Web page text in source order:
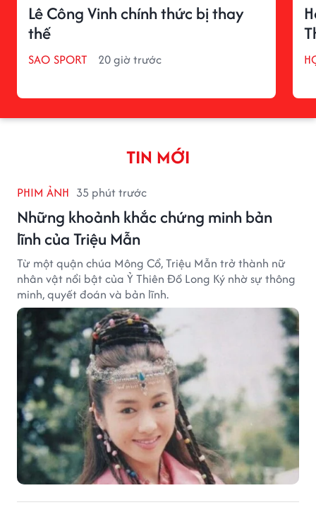
Lê Công Vinh chính thức bị thay
thế
SAO SPORT 20 giờ trước
TIN MỚI
PHIM ẢNH 35 phút trước
Những khoảnh khắc chứng minh bản
lĩnh của Triệu Mẫn
Từ một quận chúa Mông Cổ, Triệu Mẫn trở thành nữ
nhân vật nổi bật của Ỷ Thiên Đồ Long Ký nhờ sự thông
minh, quyết đoán và bản lĩnh.